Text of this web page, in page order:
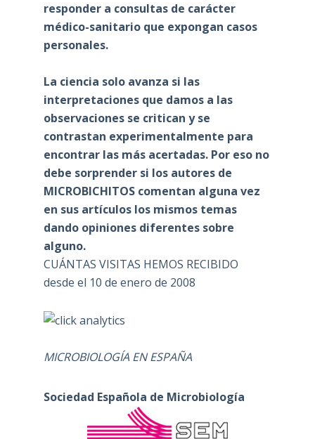
responder a consultas de carácter
médico-sanitario que expongan casos
personales.
La ciencia solo avanza si las
interpretaciones que damos a las
observaciones se critican y se
contrastan experimentalmente para
encontrar las más acertadas. Por eso no
debe sorprender si los autores de
MICROBICHITOS comentan alguna vez
en sus artículos los mismos temas
dando opiniones diferentes sobre
alguno.
CUÁNTAS VISITAS HEMOS RECIBIDO
desde el 10 de enero de 2008
MICROBIOLOGÍA EN ESPAÑA
Sociedad Española de Microbiología